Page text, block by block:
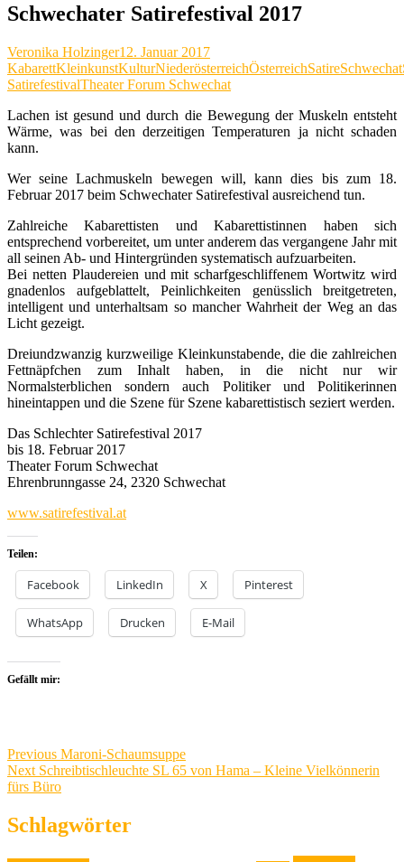
Schwechater Satirefestival 2017
Veronika Holzinger12. Januar 2017
KabarettKleinkunstKulturNiederösterreichÖsterreichSatireSchwechat
SatirefestivalTheater Forum Schwechat
Lachen ist gesund und durch die Bewegung der Muskeln entsteht
Wärme, was bei den derzeitigen Temperaturen ja nicht schaden
kann.
Wer seine Lachmuskeln bewegen will, kann dies bis zum 18.
Februar 2017 beim Schwechater Satirefestival ausreichend tun.
Zahlreiche Kabarettisten und Kabarettistinnen haben sich
entsprechend vorbereitet, um unter anderem das vergangene Jahr mit
all seinen Ab- und Hintergründen systematisch aufzuarbeiten.
Bei netten Plaudereien und mit scharfgeschliffenem Wortwitz wird
gnadenlos aufgeblattelt, Peinlichkeiten genüsslich breitgetreten,
intelligent und unterhaltsam so mancher Wahrheit der Weg an das
Licht gezeigt.
Dreiundzwanzig kurzweilige Kleinkunstabende, die die zahlreichen
Fettnäpfchen zum Inhalt haben, in die nicht nur wir
Normalsterblichen sondern auch Politiker und Politikerinnen
hineintappen und die Szene für Szene kabarettistisch seziert werden.
Das Schlechter Satirefestival 2017
bis 18. Februar 2017
Theater Forum Schwechat
Ehrenbrunngasse 24, 2320 Schwechat
www.satirefestival.at
Teilen:
Facebook LinkedIn X Pinterest
WhatsApp Drucken E-Mail
Gefällt mir:
Beitragsnavigation
Previous Previous
post:
Maroni-Schaumsuppe
Next Next
post:
Schreibtischleuchte SL 65 von Hama – Kleine Vielkönnerin
fürs Büro
Schlagwörter